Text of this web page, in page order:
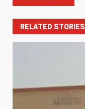
RELATED STORIES